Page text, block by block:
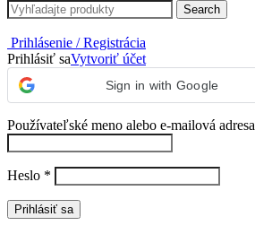
Search
Prihlásenie / Registrácia
Prihlásiť saVytvoriť účet
Sign in with Google
Používateľské meno alebo e-mailová adresa
Heslo * Povinné
Prihlásiť sa